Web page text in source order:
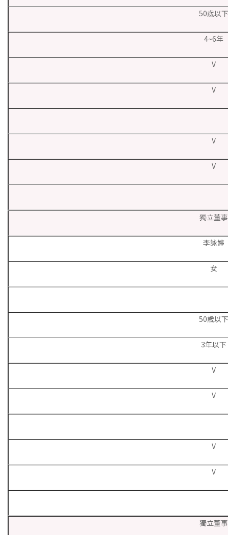
50歲以下
4~6年
V
V
V
V
獨立董事
李詠婷
女
50歲以下
3年以下
V
V
V
V
獨立董事